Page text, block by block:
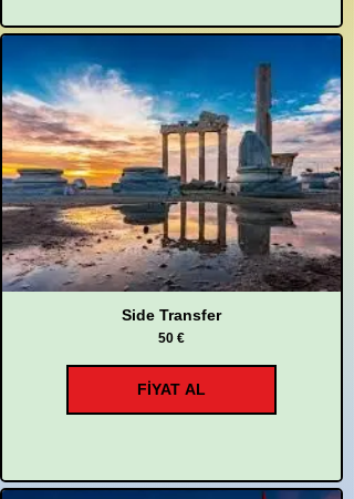
Side Transfer
50 €
FİYAT AL